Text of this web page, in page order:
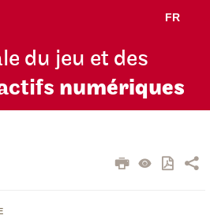
FR
du jeu et des
numériques